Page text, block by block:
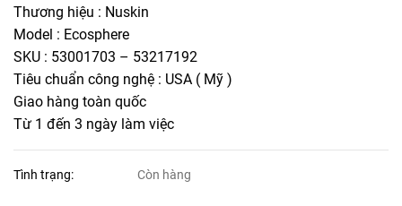
Thương hiệu : Nuskin
Model : Ecosphere
SKU : 53001703 – 53217192
Tiêu chuẩn công nghệ : USA ( Mỹ )
Giao hàng toàn quốc
Từ 1 đến 3 ngày làm việc
Tình trạng: Còn hàng